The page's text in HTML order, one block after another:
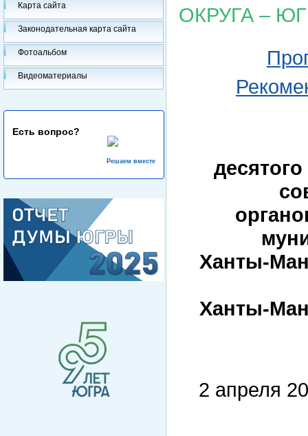
Карта сайта
Законодательная карта сайта
Фотоальбом
Видеоматериалы
Есть вопрос?
Решаем вместе
ОКРУГА –
Ханты-
Ханты-
2